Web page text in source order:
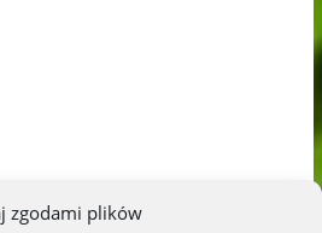
zgodami plików